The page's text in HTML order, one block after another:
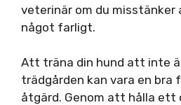
veterinär om du
något farligt.
Att träna din hund att inte
trädgården kan vara en bra
åtgärd. Genom att hålla ett